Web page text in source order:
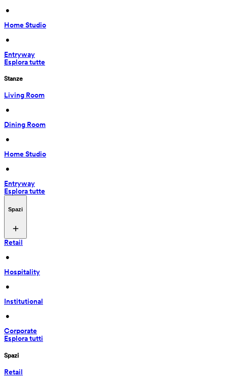
•
Home Studio
•
Entryway
Esplora tutte
Stanze
Living Room
•
Dining Room
•
Home Studio
•
Entryway
Esplora tutte
Spazi
Retail
•
Hospitality
•
Institutional
•
Corporate
Esplora tutti
Spazi
Retail